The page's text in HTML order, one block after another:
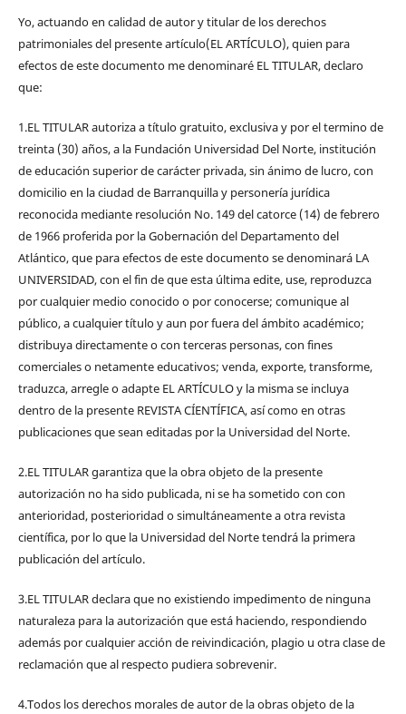
Yo, actuando en calidad de autor y titular de los derechos
patrimoniales del presente artículo(EL ARTÍCULO), quien para
efectos de este documento me denominaré EL TITULAR, declaro
que:
1.EL TITULAR autoriza a título gratuito, exclusiva y por el termino de
treinta (30) años, a la Fundación Universidad Del Norte, institución
de educación superior de carácter privada, sin ánimo de lucro, con
domicilio en la ciudad de Barranquilla y personería jurídica
reconocida mediante resolución No. 149 del catorce (14) de febrero
de 1966 proferida por la Gobernación del Departamento del
Atlántico, que para efectos de este documento se denominará LA
UNIVERSIDAD, con el fin de que esta última edite, use, reproduzca
por cualquier medio conocido o por conocerse; comunique al
público, a cualquier título y aun por fuera del ámbito académico;
distribuya directamente o con terceras personas, con fines
comerciales o netamente educativos; venda, exporte, transforme,
traduzca, arregle o adapte EL ARTÍCULO y la misma se incluya
dentro de la presente REVISTA CÍENTÍFICA, así como en otras
publicaciones que sean editadas por la Universidad del Norte.
2.EL TITULAR garantiza que la obra objeto de la presente
autorización no ha sido publicada, ni se ha sometido con con
anterioridad, posterioridad o simultáneamente a otra revista
científica, por lo que la Universidad del Norte tendrá la primera
publicación del artículo.
3.EL TITULAR declara que no existiendo impedimento de ninguna
naturaleza para la autorización que está haciendo, respondiendo
además por cualquier acción de reivindicación, plagio u otra clase de
reclamación que al respecto pudiera sobrevenir.
4.Todos los derechos morales de autor de la obras objeto de la